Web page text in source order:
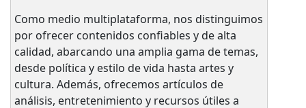
Como medio multiplataforma, nos distinguimos
por ofrecer contenidos confiables y de alta
calidad, abarcando una amplia gama de temas,
desde política y estilo de vida hasta artes y
cultura. Además, ofrecemos artículos de
análisis, entretenimiento y recursos útiles a